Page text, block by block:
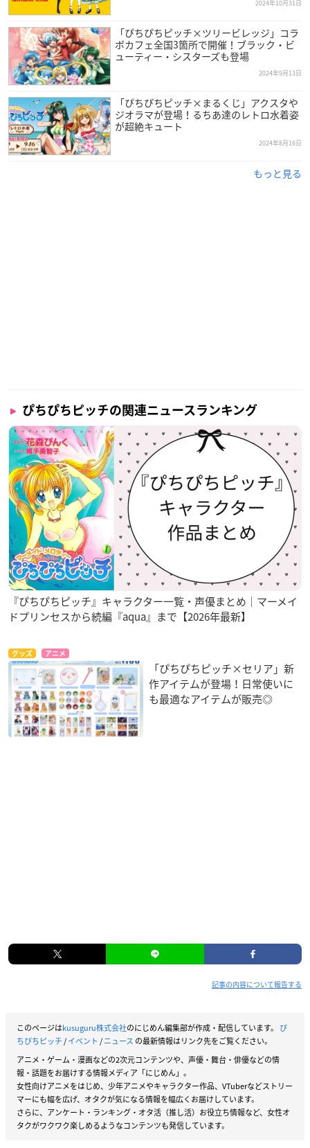
2024年10月31日
「ぴちぴちピッチ×ツリービレッジ」コラ
ボカフェ全国3箇所で開催！ブラック・ビ
ューティー・シスターズも登場
2024年9月13日
「ぴちぴちピッチ×まるくじ」アクスタや
ジオラマが登場！るちあ達のレトロ水着姿
が超絶キュート
2024年8月16日
もっと見る
ぴちぴちピッチの関連ニュースランキング
『ぴちぴちピッチ』キャラクター一覧・声優まとめ｜マーメイ
ドプリンセスから続編『aqua』まで【2026年最新】
グッズ アニメ
「ぴちぴちピッチ×セリア」新
作アイテムが登場！日常使いに
も最適なアイテムが販売◎
記事の内容について報告する
このページはkusuguru株式会社のにじめん編集部が作成・配信しています。 ぴ
ちぴちピッチ/イベント /ニュース の最新情報はリンク先をご覧ください。
アニメ・ゲーム・漫画などの2次元コンテンツや、声優・舞台・俳優などの情
報・話題をお届けする情報メディア「にじめん」。
女性向けアニメをはじめ、少年アニメやキャラクター作品、VTuberなどストリー
マーにも幅を広げ、オタクが気になる情報を幅広くお届けしています。
さらに、アンケート・ランキング・オタ活（推し活）お役立ち情報など、女性オ
タクがワクワク楽しめるようなコンテンツも発信しています。